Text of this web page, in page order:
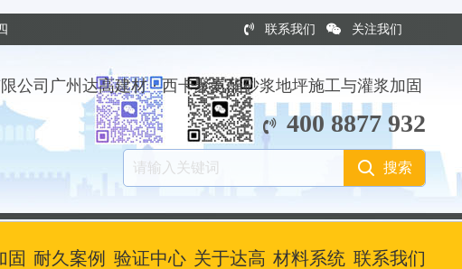
联系我们 关注我们
广州达高建材 · 西卡聚氨酯砂浆地坪施工与灌浆加固
400 8877 932
固 耐久案例 验证中心 关于达高 材料系统 联系我们